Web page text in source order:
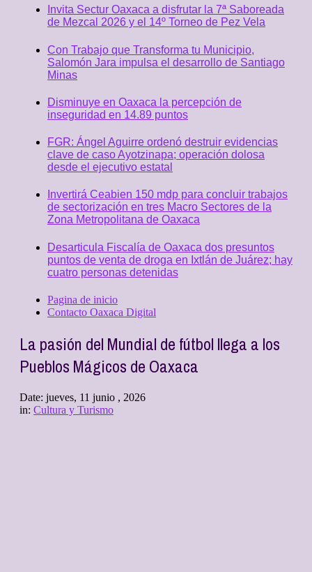
Invita Sectur Oaxaca a disfrutar la 7ª Saboreada
de Mezcal 2026 y el 14º Torneo de Pez Vela
Con Trabajo que Transforma tu Municipio,
Salomón Jara impulsa el desarrollo de Santiago
Minas
Disminuye en Oaxaca la percepción de
inseguridad en 14.89 puntos
FGR: Ángel Aguirre ordenó destruir evidencias
clave de caso Ayotzinapa; operación dolosa
desde el ejecutivo estatal
Invertirá Ceabien 150 mdp para concluir trabajos
de sectorización en tres Macro Sectores de la
Zona Metropolitana de Oaxaca
Desarticula Fiscalía de Oaxaca dos presuntos
puntos de venta de droga en Ixtlán de Juárez; hay
cuatro personas detenidas
Pagina de inicio
Contacto Oaxaca Digital
La pasión del Mundial de fútbol llega a los
Pueblos Mágicos de Oaxaca
Date: jueves, 11 junio , 2026
in: Cultura y Turismo